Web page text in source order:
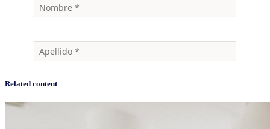
Related content